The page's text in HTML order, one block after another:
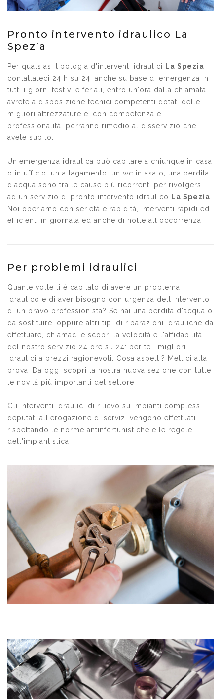
Pronto intervento idraulico La
Spezia
Per qualsiasi tipologia d'interventi idraulici La Spezia
contattateci 24 h su 24, anche su base di emergenza in
tutti i giorni festivi e feriali, entro un'ora dalla chiamata
avrete a disposizione tecnici competenti dotati delle
migliori attrezzature e, con competenza e
professionalità, porranno rimedio al disservizio che
avete subito.
Un'emergenza idraulica può capitare a chiunque in casa
o in ufficio, un allagamento, un wc intasato, una perdita
d'acqua sono tra le cause più ricorrenti per rivolgersi
ad un servizio di pronto intervento idraulico La Spezia
Noi operiamo con serietà e rapidità, interventi rapidi ed
efficienti in giornata ed anche di notte all'occorrenza.
Per problemi idraulici
Quante volte ti è capitato di avere un problema
idraulico e di aver bisogno con urgenza dell'intervento
di un bravo professionista? Se hai una perdita d'acqua o
da sostituire, oppure altri tipi di riparazioni idrauliche da
effettuare, chiamaci e scopri la velocità e l'affidabilità
del nostro servizio 24 ore su 24: per te i migliori
idraulici a prezzi ragionevoli. Cosa aspetti? Mettici alla
prova! Da oggi scopri la nostra nuova sezione con tutte
le novità più importanti del settore.
Gli interventi idraulici di rilievo su impianti complessi
deputati all'erogazione di servizi vengono effettuati
rispettando le norme antinfortunistiche e le regole
dell'impiantistica.